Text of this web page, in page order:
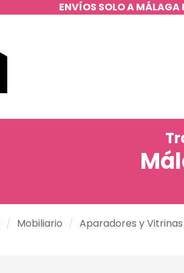
ENVÍOS SOLO A
/ Mobiliario / Aparadores y